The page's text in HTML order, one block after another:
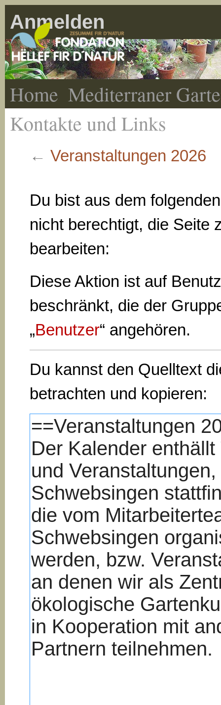
Anmelden
Home Mediterraner
Kontakte und Links
← Veranstaltungen 2026
Du bist aus dem
nicht berechtigt, die Seite
bearbeiten:
Diese Aktion ist auf
beschränkt, die der
„Benutzer“ angehören.
Du kannst den Quelltext
betrachten und kopieren: